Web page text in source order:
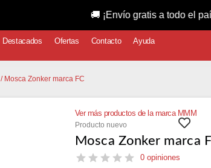
Destacados Ofertas Contacto Ayuda
/ Mosca Zonker marca FC
Ver más productos de la marca MMM
Producto nuevo
Mosca Zonker marca
0 opiniones
🚚 ¡Envío gratis a todo el país con